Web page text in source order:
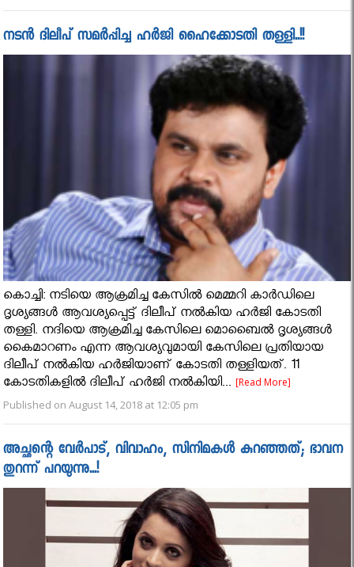
നടന്‍ ദിലീപ് സമർപ്പിച്ച ഹര്‍ജി ഹൈക്കോടതി തള്ളി..!!
കൊച്ചി: നടിയെ ആക്രമിച്ച കേസിൽ മെമ്മറി കാർഡിലെ
ദൃശ്യങ്ങൾ ആവശ്യപ്പെട്ട് ദിലീപ് നൽകിയ ഹർജി കോടതി
തള്ളി. നദിയെ ആക്രമിച്ച കേസിലെ മൊബൈൽ ദൃശ്യങ്ങൾ
കൈമാറണം എന്ന ആവശ്യവുമായി കേസിലെ പ്രതിയായ
ദിലീപ് നൽകിയ ഹർജിയാണ് കോടതി തള്ളിയത്. 11
കോടതികളിൽ ദിലീപ് ഹർജി നൽകിയി...[Read More]
Published on August 14, 2018 at 12:05 pm
അച്ഛന്റെ വേർപാട്, വിവാഹം, സിനിമകള്‍ കുറഞ്ഞത്; ഭാവന
തുറന്ന് പറയുന്നു...!